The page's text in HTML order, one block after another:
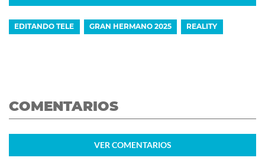
EDITANDO TELE GRAN HERMANO 2025 REALITY
COMENTARIOS
VER COMENTARIOS